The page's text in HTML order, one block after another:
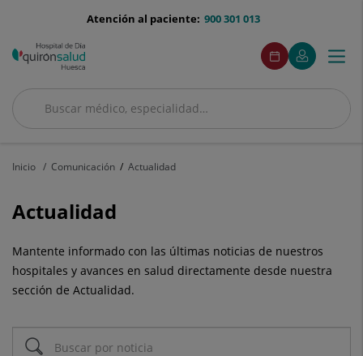
menu-
900 301 013
Atención al paciente:
Buscar
Buscar
menuAcceso
Pedir
cita
Enlace
a
una
externa.
Mi
Quirónsalud
Este
enlace
se
en
ventana
Menú
Inicio Comunicación Actualidad
Actualidad
Mantente informado con las últimas noticias de nuestros
hospitales y avances en salud directamente desde nuestra
sección de Actualidad.